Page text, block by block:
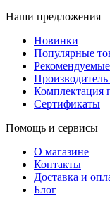
Наши предложения
Новинки
Популярные
Комплектация
Сертификаты
Помощь и сервисы
О магазине
Контакты
Доставка и
Блог